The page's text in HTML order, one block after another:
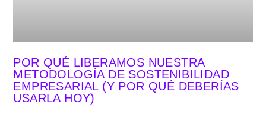
POR QUÉ LIBERAMOS NUESTRA
METODOLOGÍA DE SOSTENIBILIDAD
EMPRESARIAL (Y POR QUÉ DEBERÍAS
USARLA HOY)